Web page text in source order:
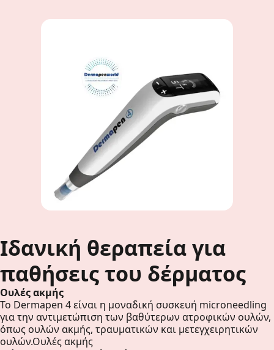
Ιδανική θεραπεία για
παθήσεις του δέρματος
Ουλές ακμής
Το Dermapen 4 είναι η μοναδική συσκευή microneedling
για την αντιμετώπιση των βαθύτερων ατροφικών ουλών,
όπως ουλών ακμής, τραυματικών και μετεγχειρητικών
ουλών.Ουλές ακμής